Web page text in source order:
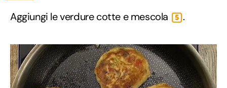
Aggiungi le verdure cotte e mescola 5 .